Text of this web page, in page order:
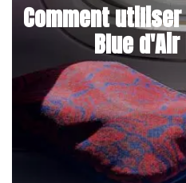
Comment
Blue